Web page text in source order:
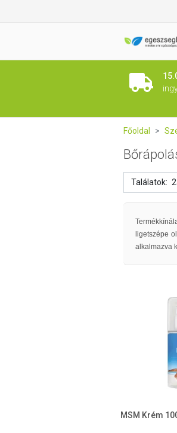
Főoldal
Találatok:
ligetszépe
alkalmazva
MSM Krém